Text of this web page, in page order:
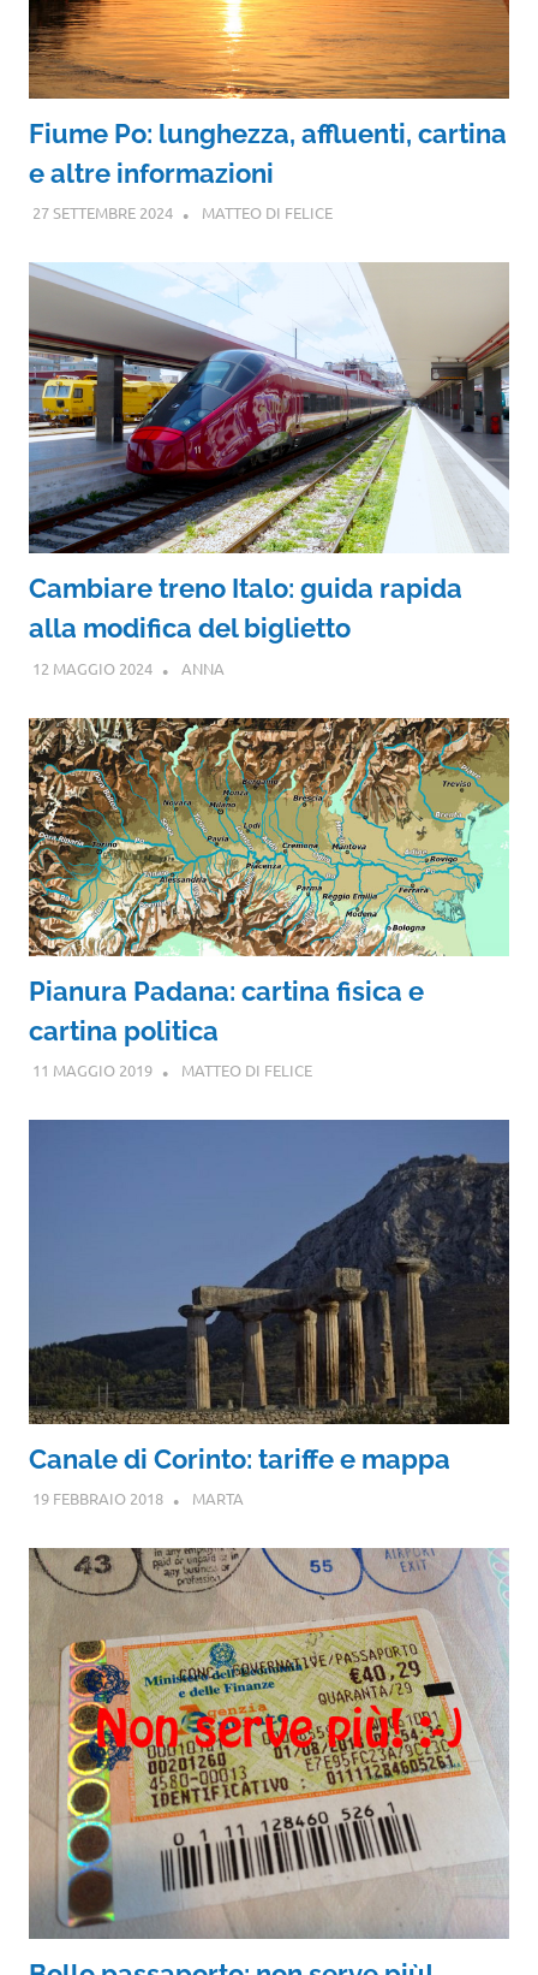
Fiume Po: lunghezza, affluenti, cartina
e altre informazioni
27 SETTEMBRE 2024 MATTEO DI FELICE
Cambiare treno Italo: guida rapida
alla modifica del biglietto
12 MAGGIO 2024 ANNA
Pianura Padana: cartina fisica e
cartina politica
11 MAGGIO 2019 MATTEO DI FELICE
Canale di Corinto: tariffe e mappa
19 FEBBRAIO 2018 MARTA